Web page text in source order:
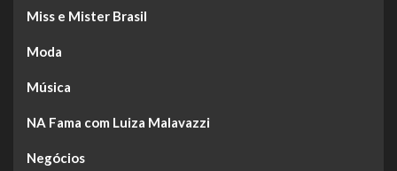
Miss e Mister Brasil
Moda
Música
NA Fama com Luiza Malavazzi
Negócios